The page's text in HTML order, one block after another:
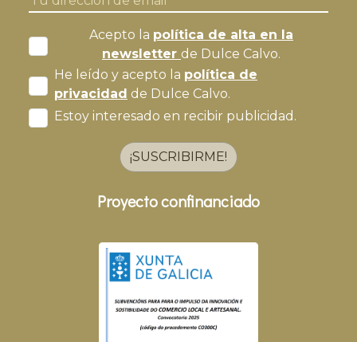
Acepto la política de alta en la
newsletter de Dulce Calvo.
He leído y acepto la política de
privacidad de Dulce Calvo.
Estoy interesado en recibir publicidad.
¡SUSCRIBIRME!
Proyecto confinanciado